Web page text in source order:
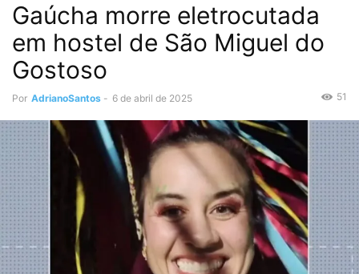
Gaúcha morre eletrocutada
em hostel de São Miguel do
Gostoso
Por AdrianoSantos - 6 de abril de 2025 51